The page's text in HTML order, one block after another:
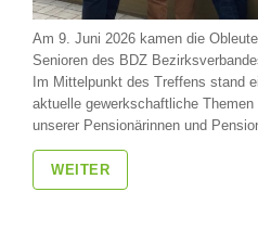
Am 9. Juni 2026 kamen die
Senioren des BDZ
Im Mittelpunkt des Treffens stand
aktuelle gewerkschaftliche
unserer Pensionärinnen und
WEITER